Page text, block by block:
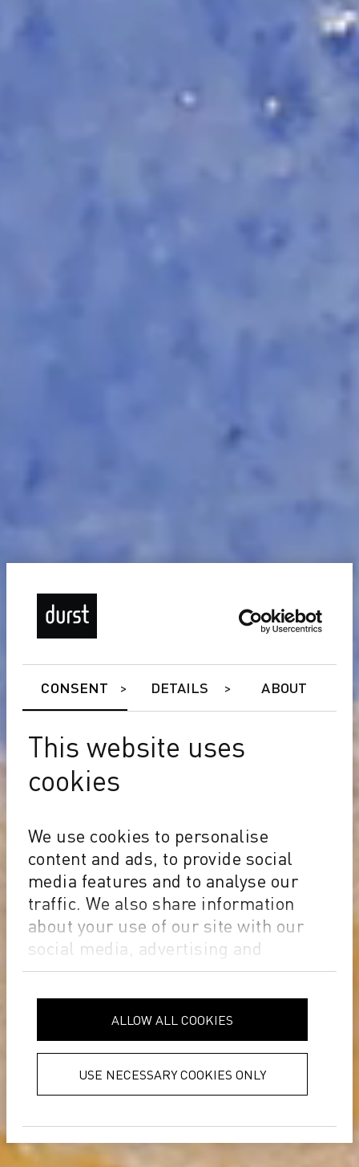
CONSENT DETAILS ABOUT
This website uses
cookies
We use cookies to personalise
content and ads, to provide social
media features and to analyse our
traffic. We also share information
about your use of our site with our
social media, advertising and
analytics partners who may combine
it with other information that you’ve
provided to them or that they’ve
collected from your use of their
services.
ALLOW ALL COOKIES
USE NECESSARY COOKIES ONLY